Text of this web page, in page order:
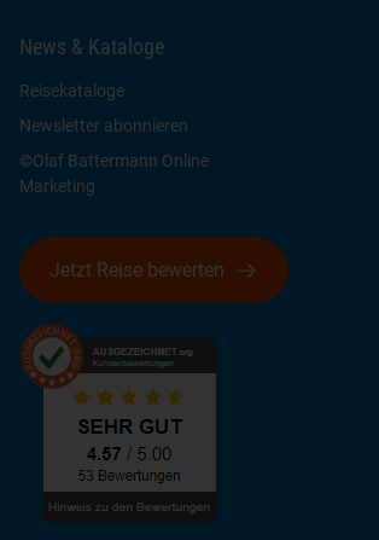
News & Kataloge
Reisekataloge
Newsletter abonnieren
©Olaf Battermann Online
Marketing
Jetzt Reise bewerten